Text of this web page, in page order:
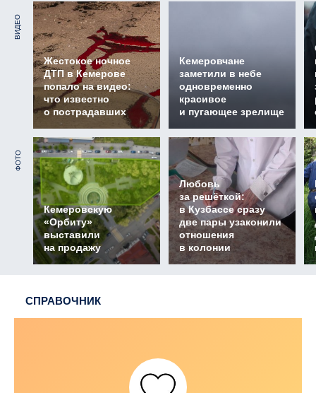
ВИДЕО
Жестокое ночное
ДТП в Кемерове
попало на видео:
что известно
о пострадавших
Кемеровчане
заметили в небе
одновременно
красивое
и пугающее зрелище
ФОТО
Кемеровскую
«Орбиту»
выставили
на продажу
Любовь
за решёткой:
в Кузбассе сразу
две пары узаконили
отношения
в колонии
СПРАВОЧНИК